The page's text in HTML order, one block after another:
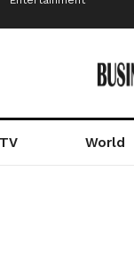
World